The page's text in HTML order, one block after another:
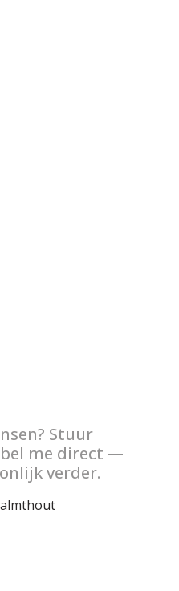
Stuur
me direct —
verder.